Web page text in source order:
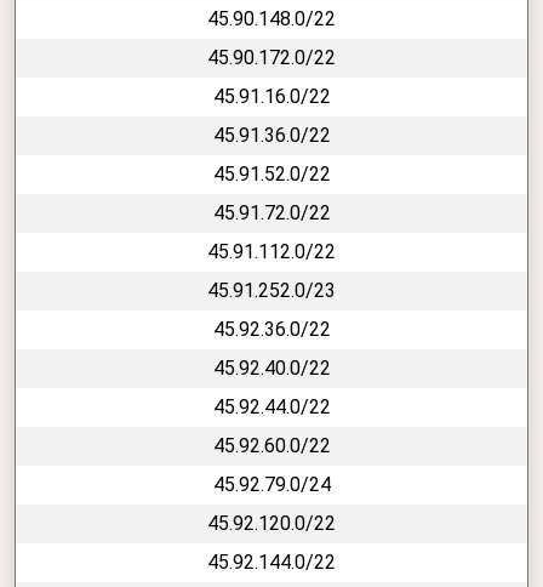
45.90.148.0/22
45.90.172.0/22
45.91.16.0/22
45.91.36.0/22
45.91.52.0/22
45.91.72.0/22
45.91.112.0/22
45.91.252.0/23
45.92.36.0/22
45.92.40.0/22
45.92.44.0/22
45.92.60.0/22
45.92.79.0/24
45.92.120.0/22
45.92.144.0/22